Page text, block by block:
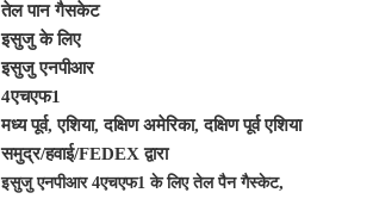
तेल पान गैसकेट
इसुजु के लिए
इसुजु एनपीआर
4एचएफ1
मध्य पूर्व, एशिया, दक्षिण अमेरिका, दक्षिण पूर्व एशिया
समुद्र/हवाई/FEDEX द्वारा
इसुजु एनपीआर 4एचएफ1 के लिए तेल पैन गैस्केट,